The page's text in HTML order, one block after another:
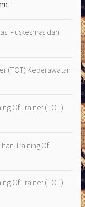
Puskesmas dan
(TOT) Keperawatan
Of Trainer (TOT)
Training Of
Of Trainer (TOT)